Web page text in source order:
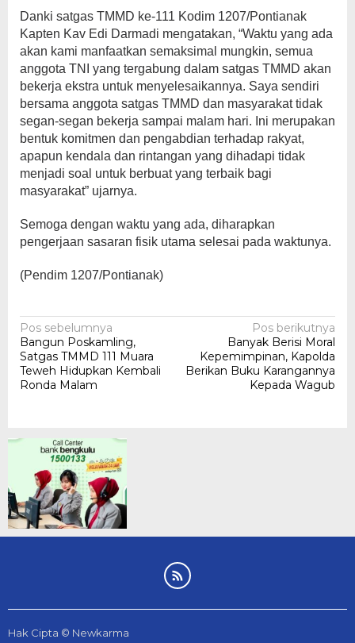
Danki satgas TMMD ke-111 Kodim 1207/Pontianak
Kapten Kav Edi Darmadi mengatakan, “Waktu yang ada
akan kami manfaatkan semaksimal mungkin, semua
anggota TNI yang tergabung dalam satgas TMMD akan
bekerja ekstra untuk menyelesaikannya. Saya sendiri
bersama anggota satgas TMMD dan masyarakat tidak
segan-segan bekerja sampai malam hari. Ini merupakan
bentuk komitmen dan pengabdian terhadap rakyat,
apapun kendala dan rintangan yang dihadapi tidak
menjadi soal untuk berbuat yang terbaik bagi
masyarakat” ujarnya.
Semoga dengan waktu yang ada, diharapkan
pengerjaan sasaran fisik utama selesai pada waktunya.
(Pendim 1207/Pontianak)
Navigasi
pos
Pos sebelumnya
Bangun Poskamling,
Satgas TMMD 111 Muara
Teweh Hidupkan Kembali
Ronda Malam
Pos berikutnya
Banyak Berisi Moral
Kepemimpinan, Kapolda
Berikan Buku Karangannya
Kepada Wagub
Hak Cipta © Newkarma